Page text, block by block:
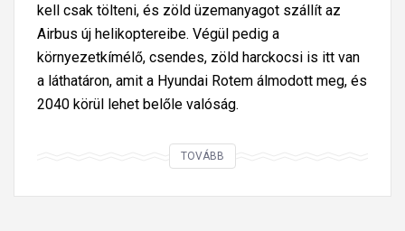
kell csak tölteni, és zöld üzemanyagot szállít az
Airbus új helikoptereibe. Végül pedig a
környezetkímélő, csendes, zöld harckocsi is itt van
a láthatáron, amit a Hyundai Rotem álmodott meg, és
2040 körül lehet belőle valóság.
TOVÁBB
y